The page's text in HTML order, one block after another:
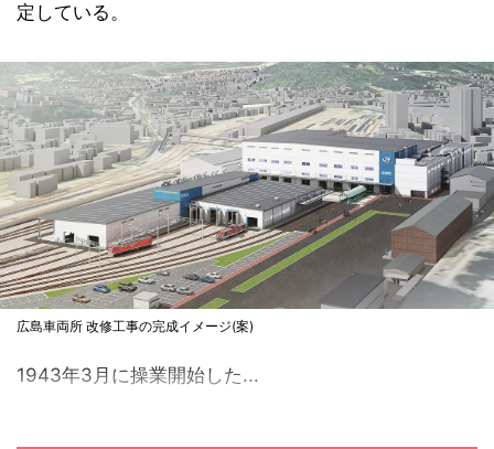
定している。
広島車両所 改修工事の完成イメージ(案)
1943年3月に操業開始した...